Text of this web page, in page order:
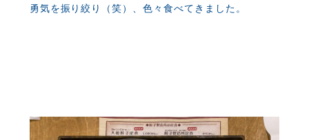
勇気を振り絞り（笑）、色々食べてきました。